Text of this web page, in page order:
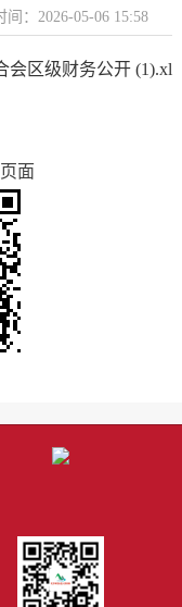
间：2026-05-06 15:58
会区级财务公开 (1).xl
面